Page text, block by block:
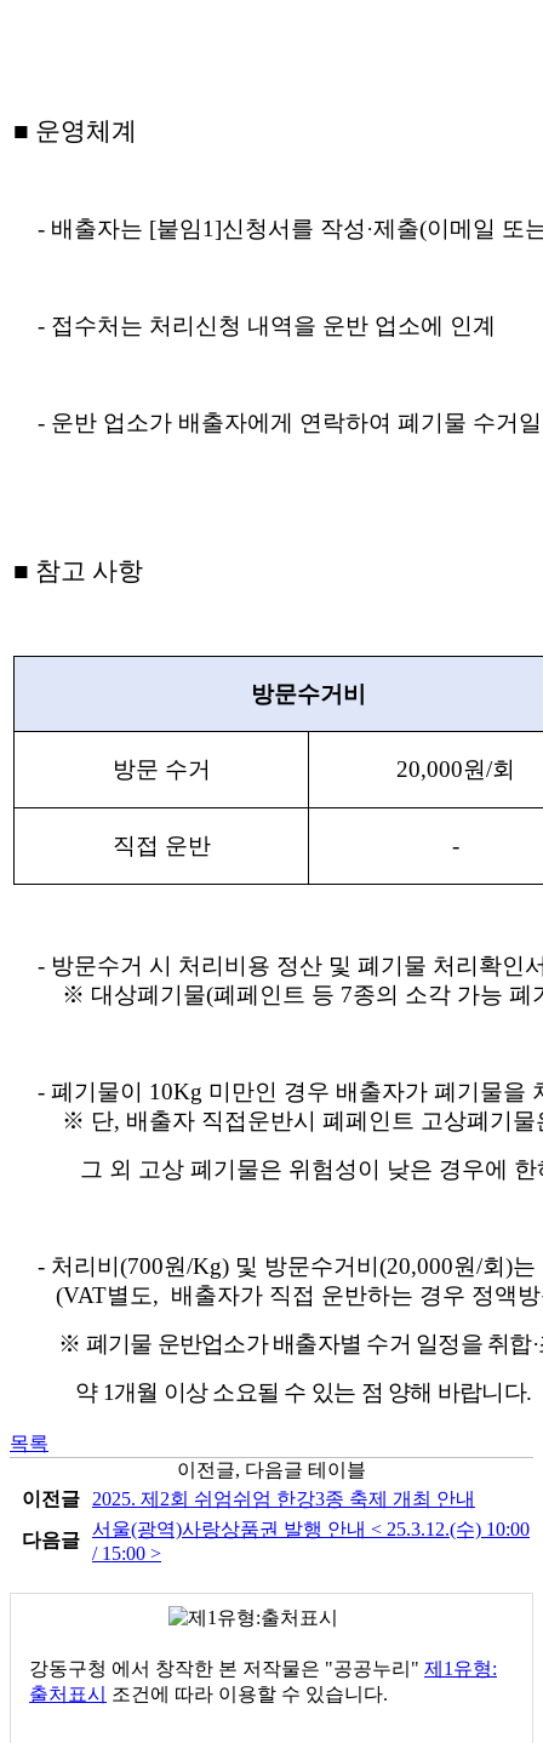
■ 운영체계
- 배출자는 [붙임1]신청서를 작성·제출(이메일 또
- 접수처는 처리신청 내역을 운반 업소에 인계
- 운반 업소가 배출자에게 연락하여 폐기물 수거
■ 참고 사항
방문수거비
방문 수거 20,000원/회
직접 운반 -
- 방문수거 시 처리비용 정산 및 폐기물 처리확인
※ 대상폐기물(폐페인트 등 7종의 소각 가능
- 폐기물이 10Kg 미만인 경우 배출자가 폐기물을
※ 단, 배출자 직접운반시 폐페인트 고상폐기
그 외 고상 폐기물은 위험성이 낮은 경우에 한
- 처리비(700원/Kg) 및 방문수거비(20,000원/회)
(VAT별도, 배출자가 직접 운반하는 경우 정액방
※ 폐기물 운반업소가 배출자별 수거 일정을 취합
약 1개월 이상 소요될 수 있는 점 양해 바랍니다.
목록
이전글, 다음글 테이블
이전글
2025. 제2회 쉬엄쉬엄 한강3종 축제 개최 안내
다음글
서울(광역)사랑상품권 발행 안내 < 25.3.12.(수) 10:00
/ 15:00 >
강동구청 에서 창작한 본 저작물은 "공공누리" 제1유형:
출처표시
조건에 따라 이용할 수 있습니다.